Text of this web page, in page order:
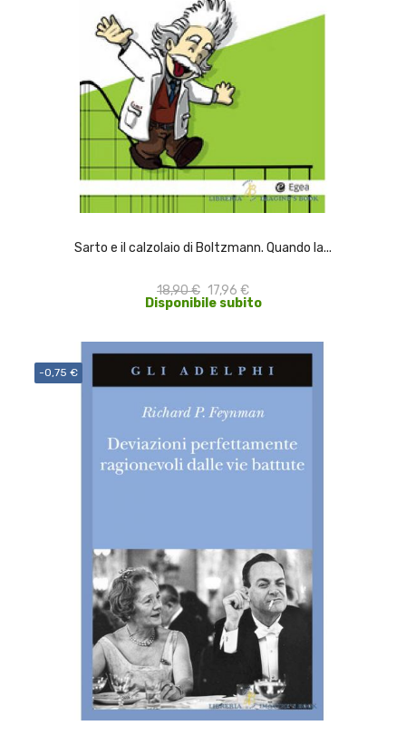
Sarto e il calzolaio di Boltzmann. Quando la...
18,90 € 17,96 €
Disponibile subito
-0,75 €